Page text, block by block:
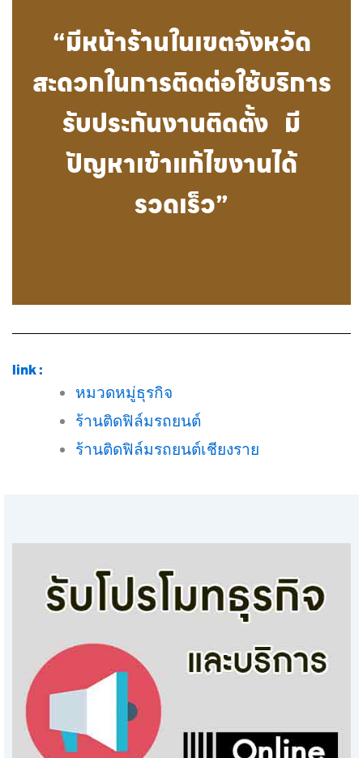
“มีหน้าร้านในเขตจังหวัด
สะดวกในการติดต่อใช้บริการ
รับประกันงานติดตั้ง มี
ปัญหาเข้าแก้ไขงานได้
รวดเร็ว”
link :
หมวดหมู่ธุรกิจ
ร้านติดฟิล์มรถยนต์
ร้านติดฟิล์มรถยนต์เชียงราย